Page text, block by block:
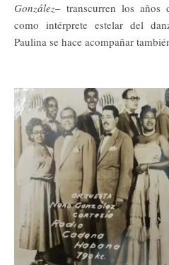
González– transcurren los años
como intérprete estelar del
Paulina se hace acompañar